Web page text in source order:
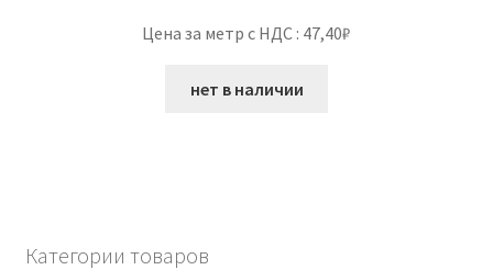
Цена за метр с НДС : 47,40₽
нет в наличии
Категории товаров